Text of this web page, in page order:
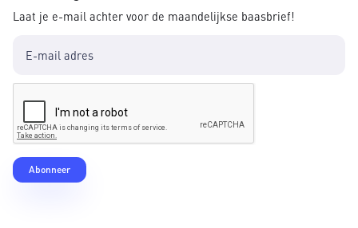
Laat je e-mail achter voor de maandelijkse baasbrief!